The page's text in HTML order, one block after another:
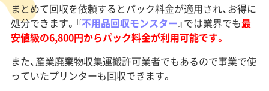
まとめて回収を依頼するとパック料金が適用され、お得に
処分できます。『不用品回収モンスター』では業界でも最
安値級の6,800円からパック料金が利用可能です。
また、産業廃棄物収集運搬許可業者でもあるので事業で使
っていたプリンターも回収できます。